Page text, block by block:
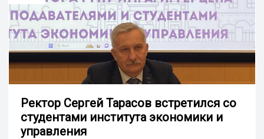
Ректор Сергей Тарасов встретился со
студентами института экономики и
управления